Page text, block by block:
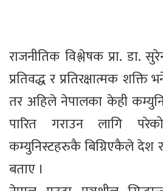
राजनीतिक विश्लेषक प्रा. डा.
प्रतिवद्ध र प्रतिरक्षात्मक
तर अहिले नेपालका केही
पारित गराउन लागि
कम्युनिस्टहरुकै बिग्रिएकैले देश
बताए ।